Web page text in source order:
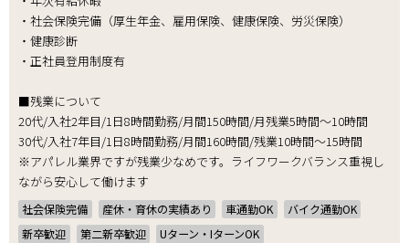
・社会保険完備（厚生年金、雇用保険、健康保険、労災保険）
・健康診断
・正社員登用制度有
■残業について
20代/入社2年目/1日8時間勤務/月間150時間/月残業5時間～10時間
30代/入社7年目/1日8時間勤務/月間160時間/残業10時間～15時間
※アパレル業界ですが残業少なめです。ライフワークバランス重視し
ながら安心して働けます
社会保険完備 産休・育休の実績あり 車通勤OK
バイク通勤OK
新卒歓迎
第二新卒歓迎 Uターン・IターンOK